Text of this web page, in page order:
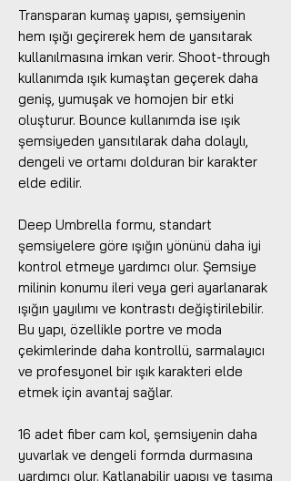
Transparan kumaş yapısı, şemsiyenin
hem ışığı geçirerek hem de yansıtarak
kullanılmasına imkan verir. Shoot-through
kullanımda ışık kumaştan geçerek daha
geniş, yumuşak ve homojen bir etki
oluşturur. Bounce kullanımda ise ışık
şemsiyeden yansıtılarak daha dolaylı,
dengeli ve ortamı dolduran bir karakter
elde edilir.
Deep Umbrella formu, standart
şemsiyelere göre ışığın yönünü daha iyi
kontrol etmeye yardımcı olur. Şemsiye
milinin konumu ileri veya geri ayarlanarak
ışığın yayılımı ve kontrastı değiştirilebilir.
Bu yapı, özellikle portre ve moda
çekimlerinde daha kontrollü, sarmalayıcı
ve profesyonel bir ışık karakteri elde
etmek için avantaj sağlar.
16 adet fiber cam kol, şemsiyenin daha
yuvarlak ve dengeli formda durmasına
yardımcı olur. Katlanabilir yapısı ve taşıma